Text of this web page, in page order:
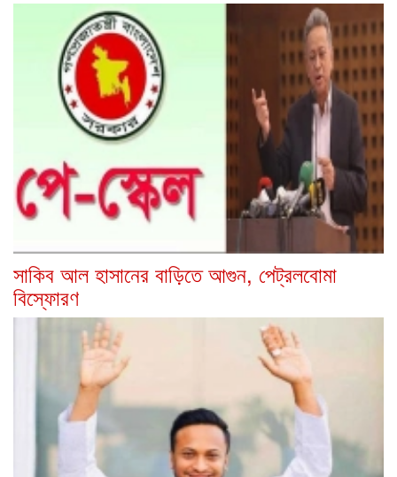
সাকিব আল হাসানের বাড়িতে আগুন, পেট্রলবোমা
বিস্ফোরণ